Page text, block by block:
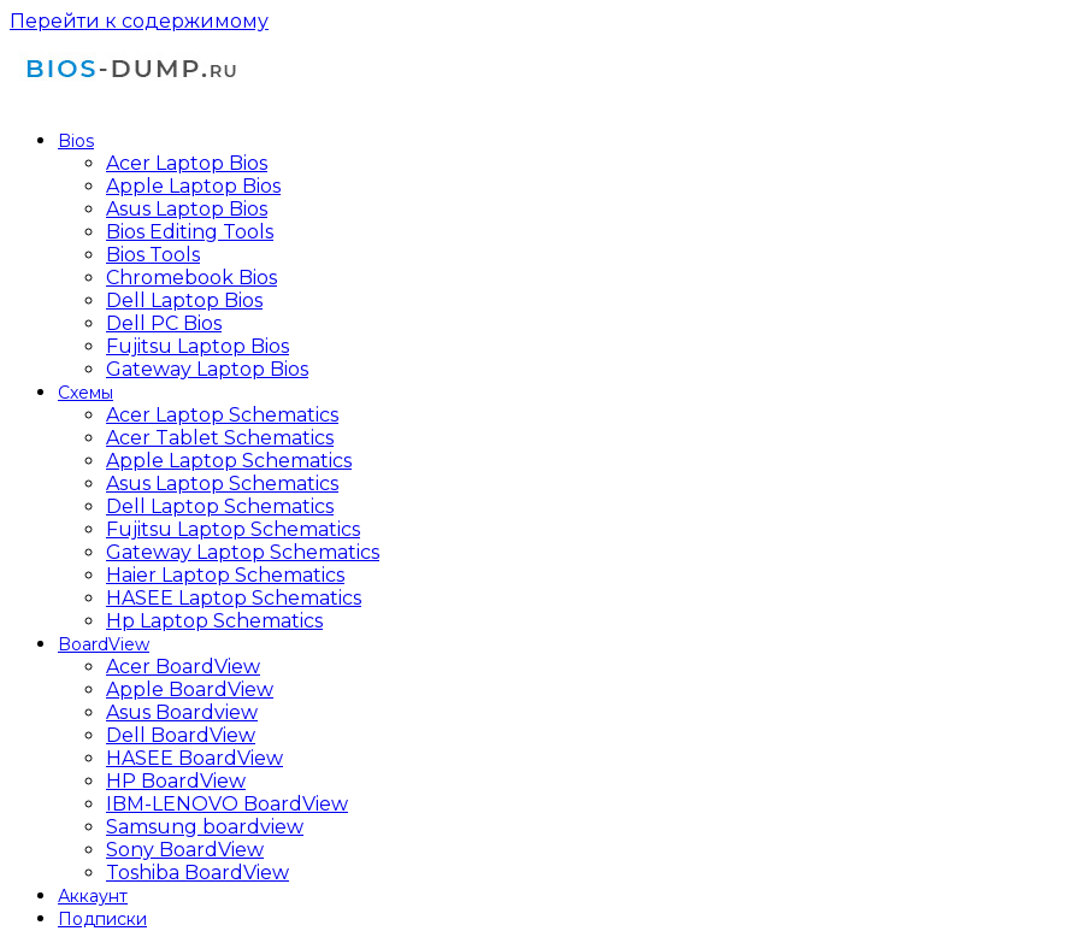
Перейти к содержимому
Bios
Acer Laptop Bios
Apple Laptop Bios
Asus Laptop Bios
Bios Editing Tools
Bios Tools
Chromebook Bios
Dell Laptop Bios
Dell PC Bios
Fujitsu Laptop Bios
Gateway Laptop Bios
Схемы
Acer Laptop Schematics
Acer Tablet Schematics
Apple Laptop Schematics
Asus Laptop Schematics
Dell Laptop Schematics
Fujitsu Laptop Schematics
Gateway Laptop Schematics
Haier Laptop Schematics
HASEE Laptop Schematics
Hp Laptop Schematics
BoardView
Acer BoardView
Apple BoardView
Asus Boardview
Dell BoardView
HASEE BoardView
HP BoardView
IBM-LENOVO BoardView
Samsung boardview
Sony BoardView
Toshiba BoardView
Аккаунт
Подписки